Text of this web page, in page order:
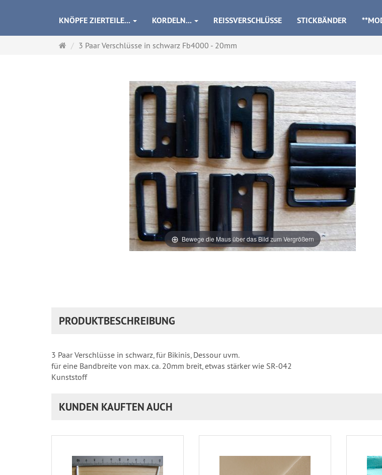
KNÖPFE ZIERTEILE... KORDELN... REISSVERSCHLÜSSE STICKBÄNDER
Startseite
3 Paar Verschlüsse in schwarz Fb4000 - 20mm
Bewege die Maus über das Bild zum Vergrößern
PRODUKTBESCHREIBUNG
3 Paar Verschlüsse in schwarz, für Bikinis, Dessour uvm.
für eine Bandbreite von max. ca. 20mm breit, etwas stärker wie SR-042
Kunststoff
KUNDEN KAUFTEN AUCH